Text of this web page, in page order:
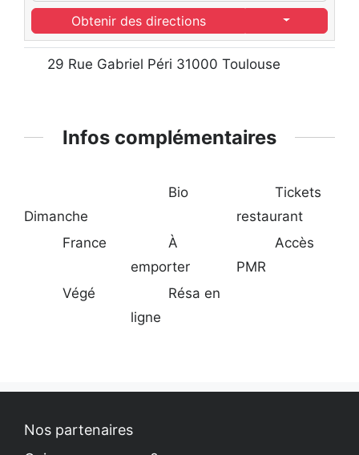
Obtenir des directions
29 Rue Gabriel Péri 31000 Toulouse
Infos complémentaires
Dimanche
Bio
Tickets
restaurant
France
À
emporter
Accès
PMR
Végé
Résa en
ligne
Nos partenaires